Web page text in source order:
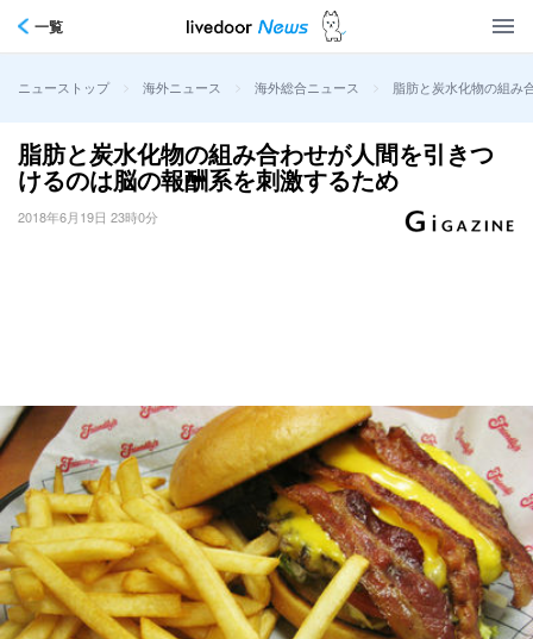
一覧
ニューストップ > 海外ニュース > 海外総合ニュース > 脂肪と炭水化物の組み
脂肪と炭水化物の組み合わせが人間を引きつ
けるのは脳の報酬系を刺激するため
2018年6月19日 23時0分